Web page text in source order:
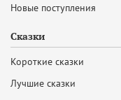
Новые поступления
Сказки
Короткие сказки
Лучшие сказки